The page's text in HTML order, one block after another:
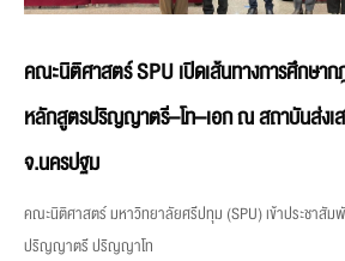
คณะนิติศาสตร์ SPU เปิดเส้นทางการศึกษา
หลักสูตรปริญญาตรี–โท–เอก ณ สถาบันส่งเ
จ.นครปฐม
คณะนิติศาสตร์ มหาวิทยาลัยศรีปทุม (SPU) เข้าประชาสั
ปริญญาตรี ปริญญาโท